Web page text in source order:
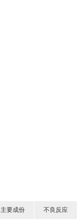
主要成份 不良反应